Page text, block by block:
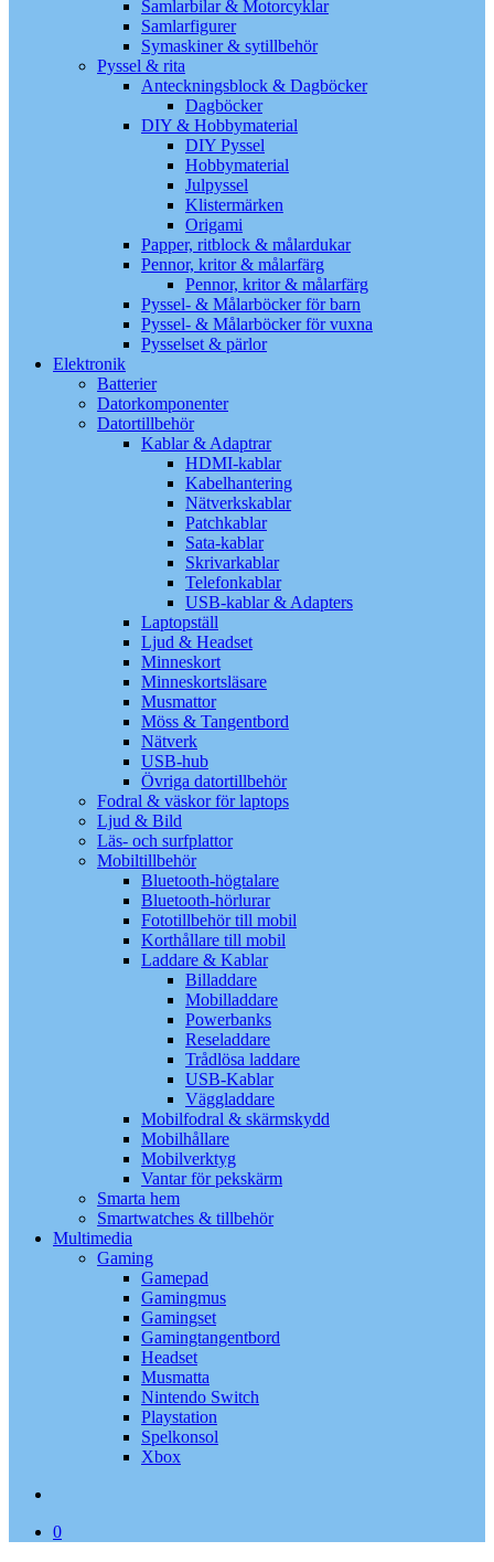
Samlarbilar & Motorcyklar
Samlarfigurer
Symaskiner & sytillbehör
Pyssel & rita
Anteckningsblock & Dagböcker
Dagböcker
DIY & Hobbymaterial
DIY Pyssel
Hobbymaterial
Julpyssel
Klistermärken
Origami
Papper, ritblock & målardukar
Pennor, kritor & målarfärg
Pennor, kritor & målarfärg
Pyssel- & Målarböcker för barn
Pyssel- & Målarböcker för vuxna
Pysselset & pärlor
Elektronik
Batterier
Datorkomponenter
Datortillbehör
Kablar & Adaptrar
HDMI-kablar
Kabelhantering
Nätverkskablar
Patchkablar
Sata-kablar
Skrivarkablar
Telefonkablar
USB-kablar & Adapters
Laptopställ
Ljud & Headset
Minneskort
Minneskortsläsare
Musmattor
Möss & Tangentbord
Nätverk
USB-hub
Övriga datortillbehör
Fodral & väskor för laptops
Ljud & Bild
Läs- och surfplattor
Mobiltillbehör
Bluetooth-högtalare
Bluetooth-hörlurar
Fototillbehör till mobil
Korthållare till mobil
Laddare & Kablar
Billaddare
Mobilladdare
Powerbanks
Reseladdare
Trådlösa laddare
USB-Kablar
Väggladdare
Mobilfodral & skärmskydd
Mobilhållare
Mobilverktyg
Vantar för pekskärm
Smarta hem
Smartwatches & tillbehör
Multimedia
Gaming
Gamepad
Gamingmus
Gamingset
Gamingtangentbord
Headset
Musmatta
Nintendo Switch
Playstation
Spelkonsol
Xbox
0